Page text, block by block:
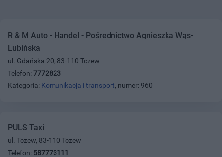
R & M Auto - Handel - Pośrednictwo Agnieszka Wąs-
Lubińska
ul. Gdańska 20, 83-110 Tczew
Telefon: 7772823
Kategoria: Komunikacja i transport, numer: 960
PULS Taxi
ul. Tczew, 83-110 Tczew
Telefon: 587773111